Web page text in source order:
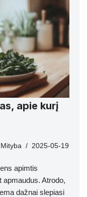
apie kurį
Mityba 2025-05-19
apimtis
Atrodo,
dažnai slepiasi